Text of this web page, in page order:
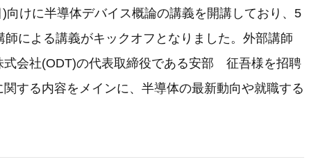
向けに半導体デバイス概論の講義を開講しており、5
による講義がキックオフとなりました。外部講師
式会社(ODT)の代表取締役である安部 征吾様を招聘
する内容をメインに、半導体の最新動向や就職する